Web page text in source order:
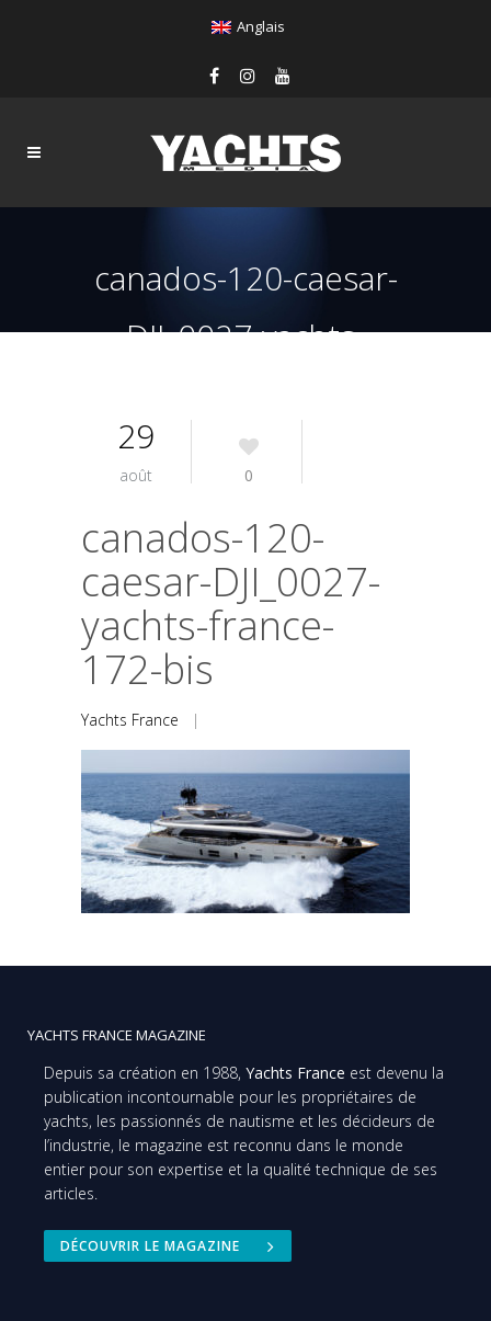
Anglais
canados-120-caesar-
DJI_0027-yachts-
29
août 0
canados-120-
caesar-DJI_0027-
yachts-france-
172-bis
Yachts France |
YACHTS FRANCE MAGAZINE
Depuis sa création en 1988, Yachts France est devenu la
publication incontournable pour les propriétaires de
yachts, les passionnés de nautisme et les décideurs de
l’industrie, le magazine est reconnu dans le monde
entier pour son expertise et la qualité technique de ses
articles.
DÉCOUVRIR LE MAGAZINE